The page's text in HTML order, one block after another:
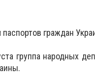
граждан
группа народных